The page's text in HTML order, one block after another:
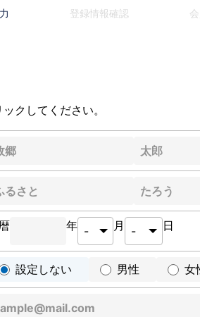
登録情報確認
クしてください。
年 月 日
設定しない 男性 女